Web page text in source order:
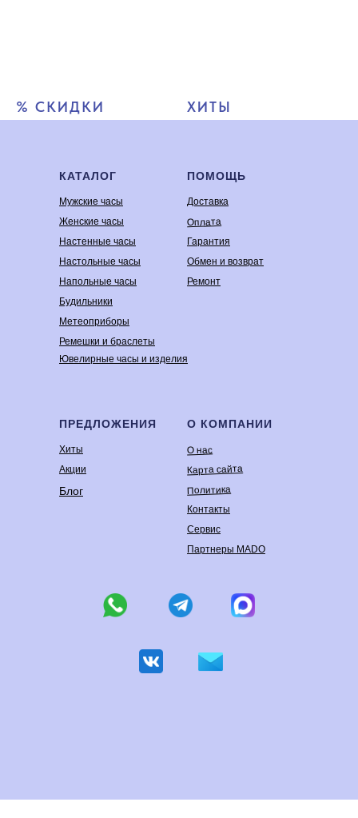
% СКИДКИ ХИТЫ
КАТАЛОГ
Мужские часы
Женские часы
Настенные часы
Настольные часы
Напольные часы
Будильники
Метеоприборы
Ремешки и браслеты
Ювелирные часы и изделия
ПРЕДЛОЖЕНИЯ
Хиты
Акции
Блог
ПОМОЩЬ
Доставка
Оплата
Гарантия
Обмен и возврат
Ремонт
О КОМПАНИИ
О нас
Карта сайта
Политика
Контакты
Сервис
Партнеры MADO